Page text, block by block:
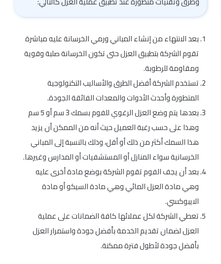
بعد الانتهاء من إنشاء المباني ورمي الخرسانة عليه مباشرة
تقوم الشركة بتطبيق العزل حتى تكون الخرسانة صلبة وقوية
ومقاومة للرطوبة.
تستخدم الشركة أفضل الطرق والأساليب التكنولوجية
المتطورة وأحدث الأدوات والمعدات الفائقة الجودة.
بعدها يتم وضع العزل الرغوي للفوم بسمك 3 سم أو 5 سم
وهذا على حسب رغبة العميل حيث أنه من الممكن أن يزيد
هذا السمك أكثر من ذلك أو أقل، وذلك بالنسبة إلى المباني
الخرسانية سواء المنازل أو المستشفيات أو المدارس وغيرها.
بعد أن يجف الفوم تقوم الشركة بوضع مادة أخرى عليه
وهي مادة العزل المائي وهي مادة السيكو أو مادة
الايبوكسي.
تعطي الشركة لكل عملائها كافة الضمانات على عملية
العزل لضمان تقديم الخدمة بأفضل جودة واستمرار العزل
بأفضل جودة لأطول فترة ممكنة.